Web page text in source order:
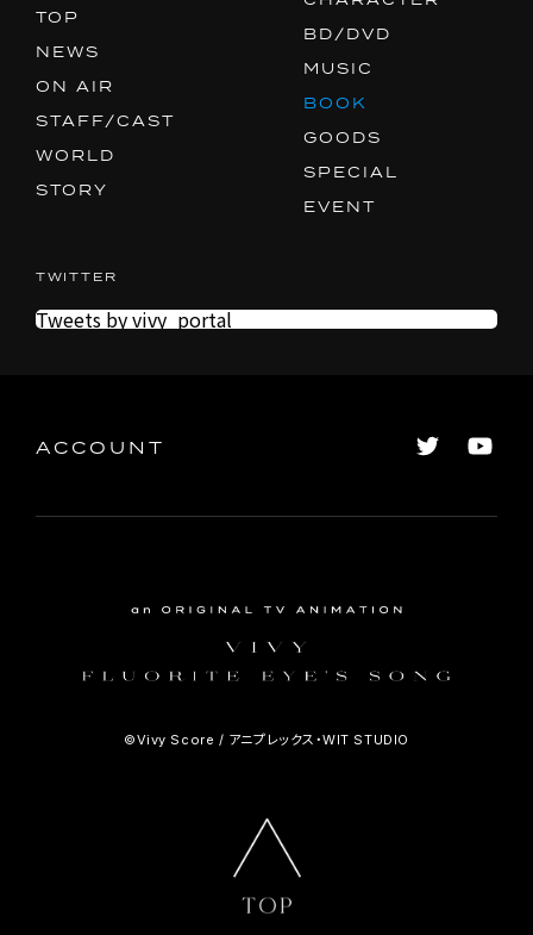
TOP
NEWS
ON AIR
STAFF/CAST
WORLD
STORY
BD/DVD
MUSIC
BOOK
GOODS
SPECIAL
EVENT
TWITTER
Tweets by vivy_portal
ACCOUNT
©Vivy Score / アニプレックス・WIT STUDIO